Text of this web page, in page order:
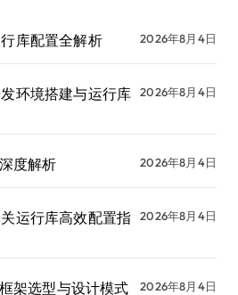
库配置全解析 2026年8月4日
环境搭建与运行库
2026年8月4日
度解析 2026年8月4日
运行库高效配置指
2026年8月4日
架选型与设计模式
2026年8月4日